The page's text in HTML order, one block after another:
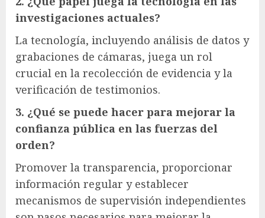
investigaciones actuales?
La tecnología, incluyendo análisis de datos y
grabaciones de cámaras, juega un rol
crucial en la recolección de evidencia y la
verificación de testimonios.
3. ¿Qué se puede hacer para mejorar la
confianza pública en las fuerzas del
orden?
Promover la transparencia, proporcionar
información regular y establecer
mecanismos de supervisión independientes